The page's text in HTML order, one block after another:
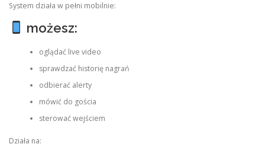
System działa w pełni mobilnie:
możesz:
oglądać live video
sprawdzać historię nagrań
odbierać alerty
mówić do gościa
sterować wejściem
Działa na: